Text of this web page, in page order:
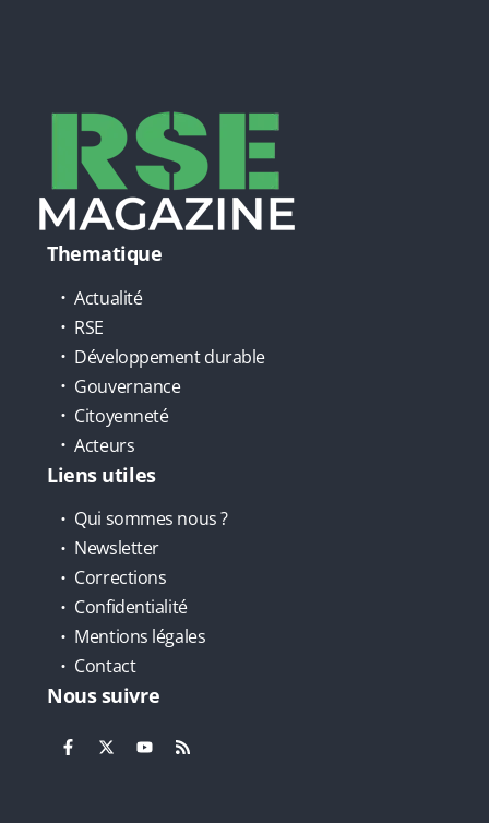
Thematique
Actualité
RSE
Développement durable
Gouvernance
Citoyenneté
Acteurs
Liens utiles
Qui sommes nous ?
Newsletter
Corrections
Confidentialité
Mentions légales
Contact
Nous suivre